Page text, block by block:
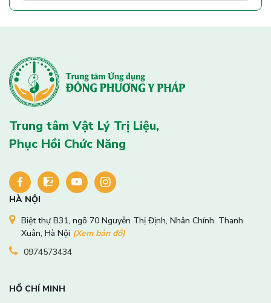
Trung tâm Vật Lý Trị Liệu,
Phục Hồi Chức Năng
HÀ NỘI
Biệt thự B31, ngõ 70 Nguyễn Thị Định, Nhân Chính. Thanh
Xuân, Hà Nội (Xem bản đồ)
0974573434
HỒ CHÍ MINH